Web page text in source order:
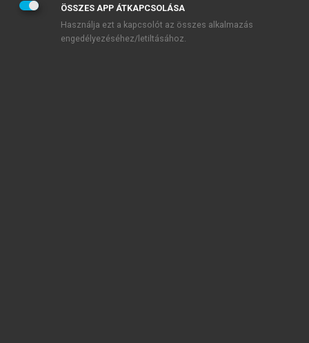
ÖSSZES APP ÁTKAPCSOLÁSA
Használja ezt a kapcsolót az összes alkalmazás
engedélyezéséhez/letiltásához.